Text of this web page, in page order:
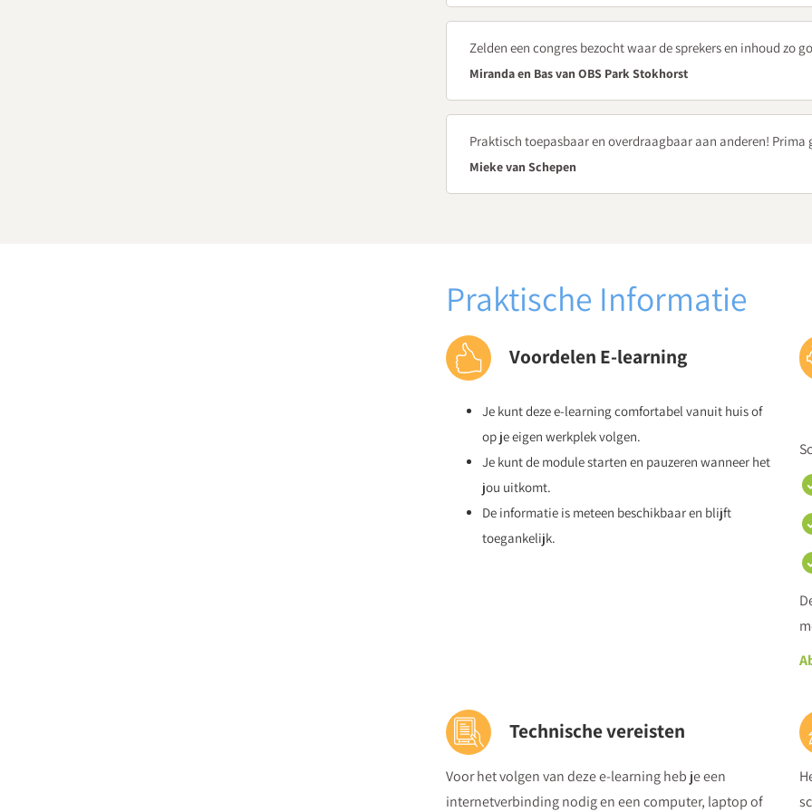
een overlijden?
Stap 6
Begeleiden tot en met de uitvaart
Hoe bereid je je leerlingen voor op de uitvaart van een
Hoe ondersteun je leerlingen in het omgaan met het
Welke verschillende werkvormen over rouw en verlies
Waar moet je inhoudelijk en praktisch gezien op letten bij
Stap 8
Afronden en terugkijken
Welke drie zaken zijn belangrijk bij het afronden en
Klik op inschrijven om toegang te krijgen tot deze
learning'Rouw en verlies bij leerlingen (po)'.Wil je deel 1
rouw? Klik dan hier
Zelden een congres bezocht waar de sprekers en inhoud zo
Miranda en Bas van OBS Park Stokhorst
Praktisch toepasbaar en overdraagbaar aan anderen! Prima
Mieke van Schepen
Praktische Informatie
Voordelen E-learning
Je kunt deze e-learning comfortabel vanuit huis of
op je eigen werkplek volgen.
Je kunt de module starten en pauzeren wanneer het
jou uitkomt.
De informatie is meteen beschikbaar en blijft
toegankelijk.
Technische vereisten
Voor het volgen van deze e-learning heb je een
internetverbinding nodig en een computer, laptop of